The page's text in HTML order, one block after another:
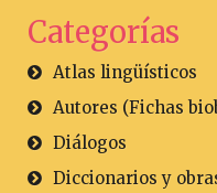
Categorías
Atlas lingüísticos
Autores (Fichas
Diálogos
Diccionarios y